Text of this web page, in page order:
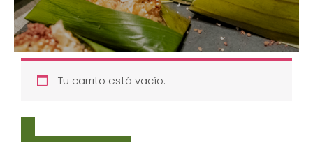
Tu carrito está vacío.